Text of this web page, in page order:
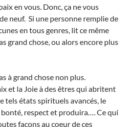
en vous. Donc, ça ne vous
neuf. Si une personne remplie de
en tous genres, lit ce même
grand chose, ou alors encore plus
à grand chose non plus.
et la Joie à des êtres qui abritent
tels états spirituels avancés, le
bonté, respect et produira…. Ce qui
façons au coeur de ces